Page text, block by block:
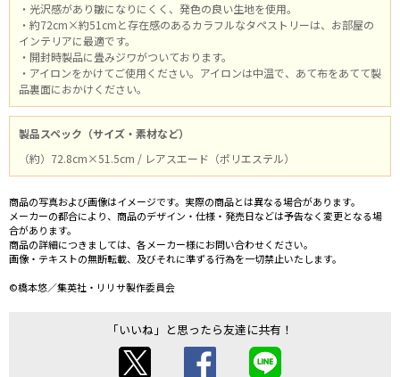
・光沢感があり皺になりにくく、発色の良い生地を使用。
・約72cm×約51cmと存在感のあるカラフルなタペストリーは、お部屋の
インテリアに最適です。
・開封時製品に畳みジワがついております。
・アイロンをかけてご使用ください。アイロンは中温で、あて布をあてて製
品裏面におかけください。
製品スペック（サイズ・素材など）
（約）72.8cm×51.5cm / レアスエード（ポリエステル）
商品の写真および画像はイメージです。実際の商品とは異なる場合があります。
メーカーの都合により、商品のデザイン・仕様・発売日などは予告なく変更となる場
合があります。
商品の詳細につきましては、各メーカー様にお問い合わせください。
画像・テキストの無断転載、及びそれに準ずる行為を一切禁止いたします。
©橋本悠／集英社・リリサ製作委員会
「いいね」と思ったら友達に共有！